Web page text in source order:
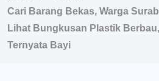
Cari Barang Bekas, Warga
Lihat Bungkusan Plastik
Ternyata Bayi